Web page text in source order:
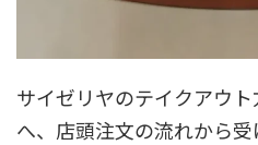
サイゼリヤのテイクアウ
へ、店頭注文の流れから